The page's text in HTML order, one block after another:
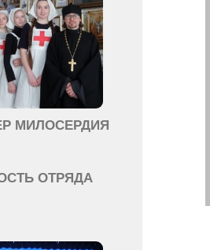
МИЛОСЕРДИЯ
ОТРЯДА